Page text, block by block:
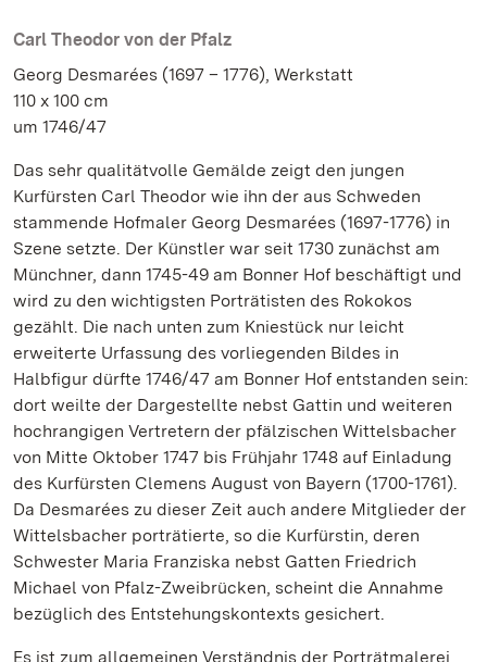
Carl Theodor von der Pfalz
Georg Desmarées (1697 – 1776), Werkstatt
110 x 100 cm
um 1746/47
Das sehr qualitätvolle Gemälde zeigt den jungen
Kurfürsten Carl Theodor wie ihn der aus Schweden
stammende Hofmaler Georg Desmarées (1697-1776) in
Szene setzte. Der Künstler war seit 1730 zunächst am
Münchner, dann 1745-49 am Bonner Hof beschäftigt und
wird zu den wichtigsten Porträtisten des Rokokos
gezählt. Die nach unten zum Kniestück nur leicht
erweiterte Urfassung des vorliegenden Bildes in
Halbfigur dürfte 1746/47 am Bonner Hof entstanden sein:
dort weilte der Dargestellte nebst Gattin und weiteren
hochrangigen Vertretern der pfälzischen Wittelsbacher
von Mitte Oktober 1747 bis Frühjahr 1748 auf Einladung
des Kurfürsten Clemens August von Bayern (1700-1761).
Da Desmarées zu dieser Zeit auch andere Mitglieder der
Wittelsbacher porträtierte, so die Kurfürstin, deren
Schwester Maria Franziska nebst Gatten Friedrich
Michael von Pfalz-Zweibrücken, scheint die Annahme
bezüglich des Entstehungskontexts gesichert.
Es ist zum allgemeinen Verständnis der Porträtmalerei